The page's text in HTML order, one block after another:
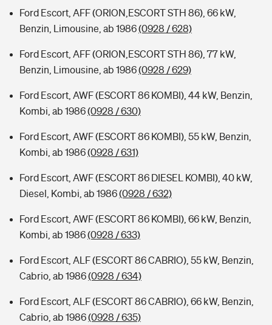
Ford Escort, AFF (ORION,ESCORT STH 86), 66 kW,
Benzin, Limousine, ab 1986(0928 / 628)
Ford Escort, AFF (ORION,ESCORT STH 86), 77 kW,
Benzin, Limousine, ab 1986(0928 / 629)
Ford Escort, AWF (ESCORT 86 KOMBI), 44 kW, Benzin,
Kombi, ab 1986(0928 / 630)
Ford Escort, AWF (ESCORT 86 KOMBI), 55 kW, Benzin,
Kombi, ab 1986(0928 / 631)
Ford Escort, AWF (ESCORT 86 DIESEL KOMBI), 40 kW,
Diesel, Kombi, ab 1986(0928 / 632)
Ford Escort, AWF (ESCORT 86 KOMBI), 66 kW, Benzin,
Kombi, ab 1986(0928 / 633)
Ford Escort, ALF (ESCORT 86 CABRIO), 55 kW, Benzin,
Cabrio, ab 1986(0928 / 634)
Ford Escort, ALF (ESCORT 86 CABRIO), 66 kW, Benzin,
Cabrio, ab 1986(0928 / 635)